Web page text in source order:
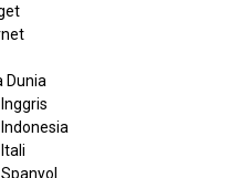
Dunia
Indonesia